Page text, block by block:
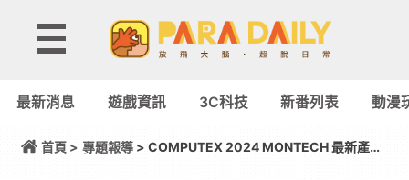
最新消息 遊戲資訊 3C科技 新番列表 動漫
首頁 > 專題報導> COMPUTEX 2024 MONTECH 最新產品